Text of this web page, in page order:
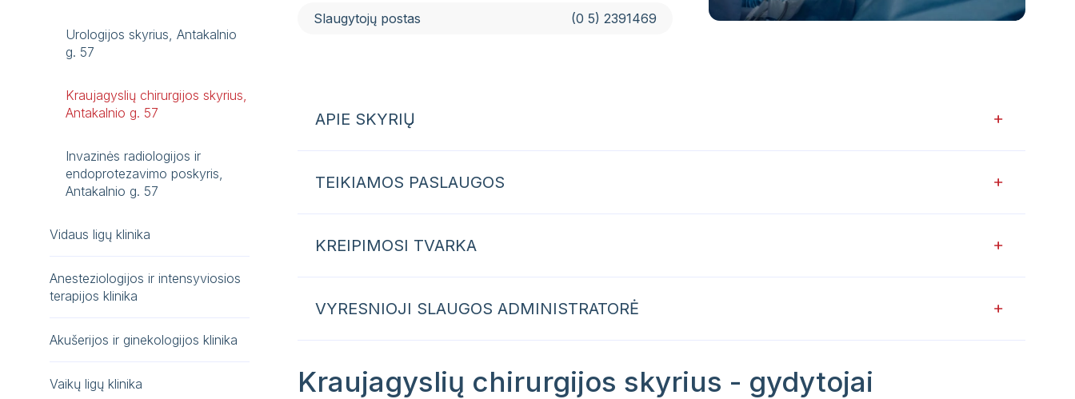
Urologijos skyrius, Antakalnio
g. 57
Kraujagyslių chirurgijos skyrius,
Antakalnio g. 57
Invazinės radiologijos ir
endoprotezavimo poskyris,
Antakalnio g. 57
Vidaus ligų klinika
Anesteziologijos ir intensyviosios
terapijos klinika
Akušerijos ir ginekologijos klinika
Vaikų ligų klinika
Slaugytojų postas (0 5) 2391469
APIE SKYRIŲ
TEIKIAMOS PASLAUGOS
KREIPIMOSI TVARKA
VYRESNIOJI SLAUGOS ADMINISTRATORĖ
Kraujagyslių chirurgijos skyrius - gydytojai